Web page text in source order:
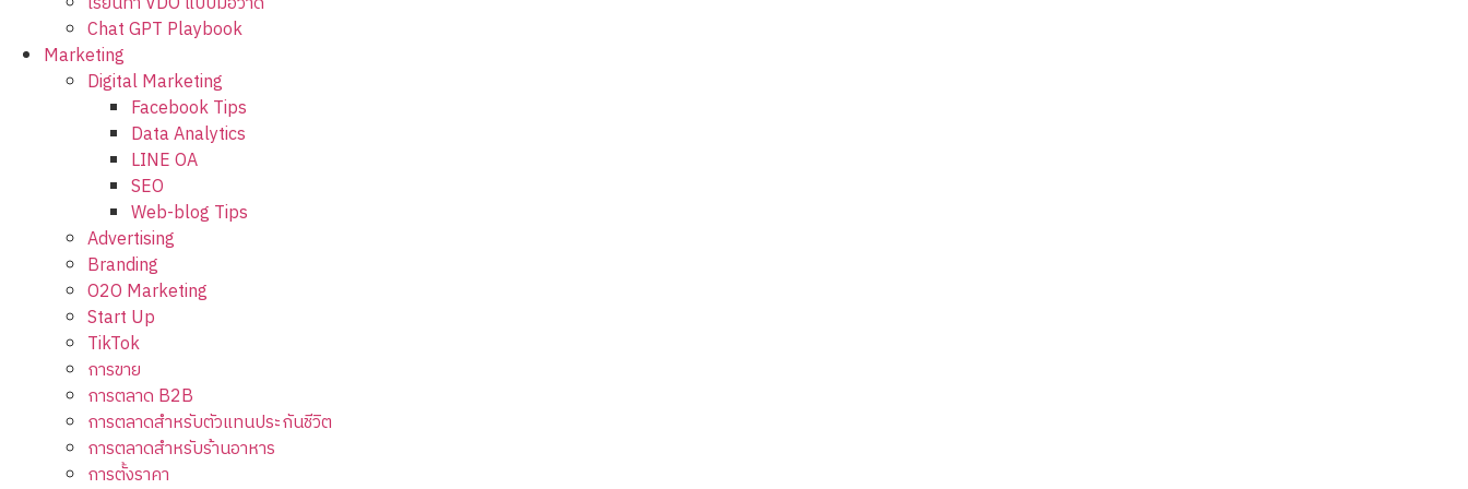
Chat GPT Playbook
Marketing
Digital Marketing
Facebook Tips
Data Analytics
LINE OA
SEO
Web-blog Tips
Advertising
Branding
O2O Marketing
Start Up
TikTok
การขาย
การตลาด B2B
การตลาดสำหรับตัวแทนประกันชีวิต
การตลาดสำหรับร้านอาหาร
การตั้งราคา